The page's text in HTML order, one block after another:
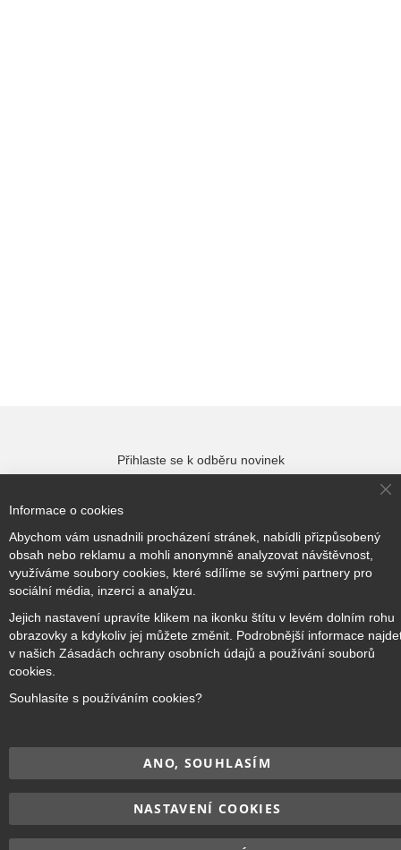
Přihlaste se k odběru novinek
Přihlásit odběr
Copyright © 2017–2026BRIDGE Academy , Všechna práva
vyhrazena.
Informace o cookies
Abychom vám usnadnili procházení stránek, nabídli přizpůsobený
obsah nebo reklamu a mohli anonymně analyzovat návštěvnost,
využíváme soubory cookies, které sdílíme se svými partnery pro
sociální média, inzerci a analýzu.
Jejich nastavení upravíte klikem na ikonku štítu v levém dolním rohu
obrazovky a kdykoliv jej můžete změnit. Podrobnější informace
v našich Zásadách ochrany osobních údajů a používání souborů
cookies.
Souhlasíte s používáním cookies?
ANO, SOUHLASÍM
NASTAVENÍ COOKIES